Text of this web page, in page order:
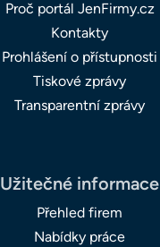
Proč portál JenFirmy.cz
Kontakty
Prohlášení o přístupnosti
Tiskové zprávy
Transparentní zprávy
Užitečné informace
Přehled firem
Nabídky práce